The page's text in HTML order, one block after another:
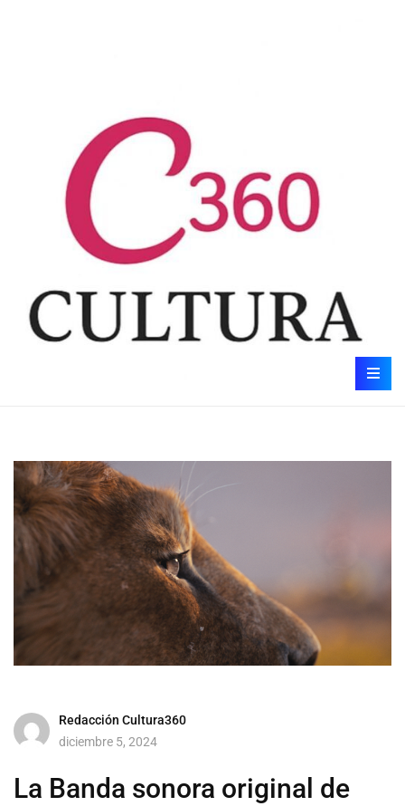
Redacción Cultura360
diciembre 5, 2024
La Banda sonora original de